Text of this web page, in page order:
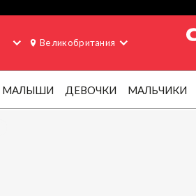
Великобритания
МАЛЫШИ ДЕВОЧКИ МАЛЬЧИКИ